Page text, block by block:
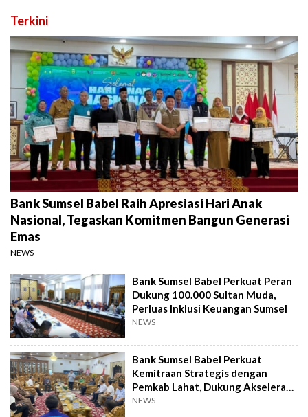
Terkini
Bank Sumsel Babel Raih Apresiasi Hari Anak
Nasional, Tegaskan Komitmen Bangun Generasi
Emas
NEWS
Bank Sumsel Babel Perkuat Peran
Dukung 100.000 Sultan Muda,
Perluas Inklusi Keuangan Sumsel
NEWS
Bank Sumsel Babel Perkuat
Kemitraan Strategis dengan
Pemkab Lahat, Dukung Akselerasi
Ekonomi Daerah
NEWS